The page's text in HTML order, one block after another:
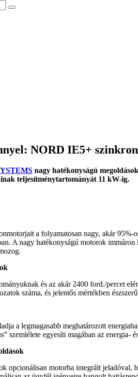
NORD IE5+
nagy hatékonyságú
teljesítménytartományát 11 kW-ig.
a folyamatosan nagy, akár
A nagy hatékonyságú motorok
és az akár 2400 ford./percet
száma, és jelentős mértékben
a legmagasabb meghatározott
szemlélete egyesíti magában az energia-
opcionálisan motorba integrált jeladóval,